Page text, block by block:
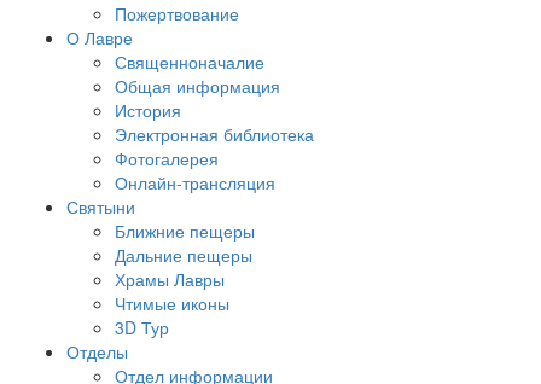
Пожертвование
О Лавре
Священноначалие
Общая информация
История
Электронная библиотека
Фотогалерея
Онлайн-трансляция
Святыни
Ближние пещеры
Дальние пещеры
Храмы Лавры
Чтимые иконы
3D Тур
Отделы
Отдел информации